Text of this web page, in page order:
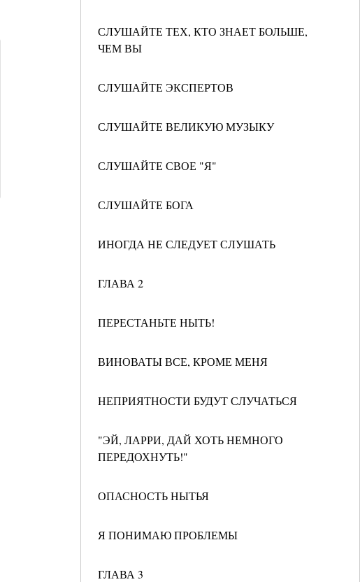
СЛУШАЙТЕ ТЕХ, КТО ЗНАЕТ БОЛЬШЕ,
ЧЕМ ВЫ
СЛУШАЙТЕ ЭКСПЕРТОВ
СЛУШАЙТЕ ВЕЛИКУЮ МУЗЫКУ
СЛУШАЙТЕ СВОЕ "Я"
СЛУШАЙТЕ БОГА
ИНОГДА НЕ СЛЕДУЕТ СЛУШАТЬ
ГЛАВА 2
ПЕРЕСТАНЬТЕ НЫТЬ!
ВИНОВАТЫ ВСЕ, КРОМЕ МЕНЯ
НЕПРИЯТНОСТИ БУДУТ СЛУЧАТЬСЯ
"ЭЙ, ЛАРРИ, ДАЙ ХОТЬ НЕМНОГО
ПЕРЕДОХНУТЬ!"
ОПАСНОСТЬ НЫТЬЯ
Я ПОНИМАЮ ПРОБЛЕМЫ
ГЛАВА 3